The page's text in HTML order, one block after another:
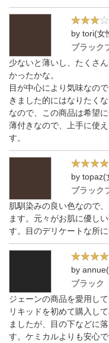
by tori(女
ブラック
少ないと薄いし、たくさ
かったかな。
目が中心により気味なの
きました的にはなりたくな
なので、この商品は希望
薄付きなので、上手に使
す。
by topaz(
ブラック
肌馴染みの良い色なので
ます。元々がお肌に優し
す。目のデリケートな所
by
ブラック
ジェーンの商品を愛用し
リキッドを初めて購入し
ましたが、目の下などに
す。ケミカルよりも安心